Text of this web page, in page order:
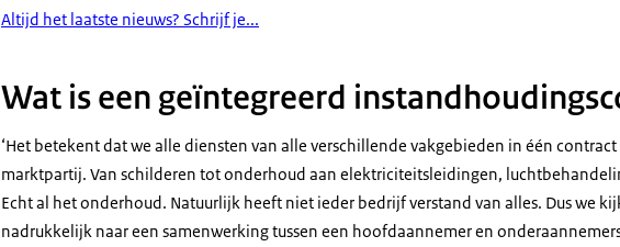
Altijd het laatste nieuws? Schrijf je...
Wat is een geïntegreerd
‘Het betekent dat we alle diensten van alle verschillende vakgebieden in één
marktpartij. Van schilderen tot onderhoud aan elektriciteitsleidingen,
Echt al het onderhoud. Natuurlijk heeft niet ieder bedrijf verstand van alles. Dus we
nadrukkelijk naar een samenwerking tussen een hoofdaannemer en